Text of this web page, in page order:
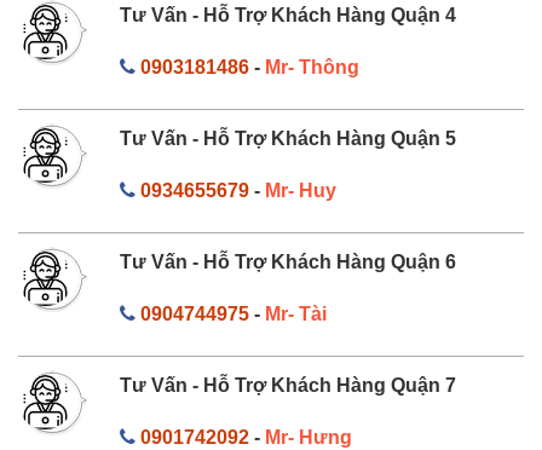
Tư Vấn - Hỗ Trợ Khách Hàng Quận 4
0903181486- Mr- Thông
Tư Vấn - Hỗ Trợ Khách Hàng Quận 5
0934655679- Mr- Huy
Tư Vấn - Hỗ Trợ Khách Hàng Quận 6
0904744975- Mr- Tài
Tư Vấn - Hỗ Trợ Khách Hàng Quận 7
0901742092- Mr- Hưng